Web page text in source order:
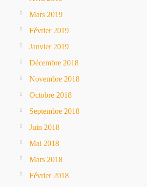
Mars 2019
Février 2019
Janvier 2019
Décembre 2018
Novembre 2018
Octobre 2018
Septembre 2018
Juin 2018
Mai 2018
Mars 2018
Février 2018